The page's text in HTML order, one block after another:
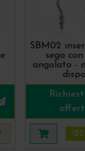
più tardi
SBM02
sega
angolato -
Aggiungi
-